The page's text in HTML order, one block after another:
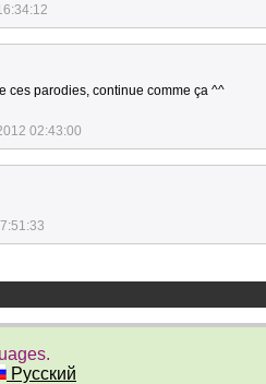
ces parodies, continue comme ça ^^
02:43:00
Русский